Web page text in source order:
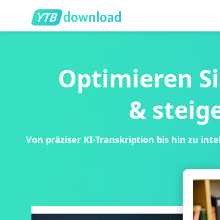
Optimieren
&
Von präziser KI-Transkription bis hin zu